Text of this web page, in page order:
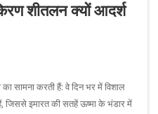
शीतलन क्यों आदर्श
सामना करती हैं: वे दिन भर में विशाल
जिससे इमारत की सतहें ऊष्मा के भंडार में